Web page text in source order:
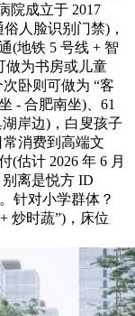
院成立于 2017
人脸识别门禁)，
(地铁 5 号线 + 智
做为书房或儿童
卧则可做为 “客
- 合肥南坐)、61
岸边)，白叟孩子
消费到高端文
(估计 2026 年 6 月
离是悦方 ID
针对小学群体？
炒时蔬”)，床位